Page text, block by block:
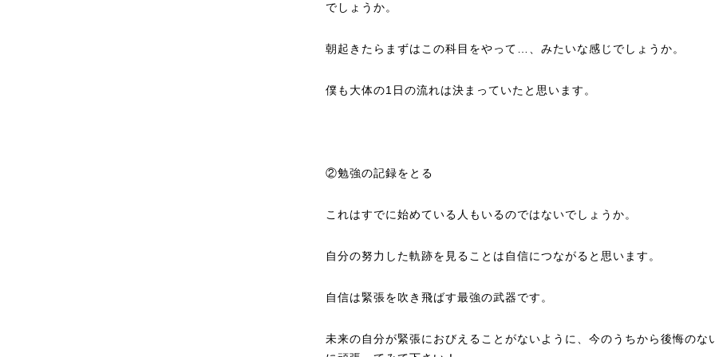
でしょうか。
朝起きたらまずはこの科目をやって…、みたいな感じでしょうか。
僕も大体の1日の流れは決まっていたと思います。
②勉強の記録をとる
これはすでに始めている人もいるのではないでしょうか。
自分の努力した軌跡を見ることは自信につながると思います。
自信は緊張を吹き飛ばす最強の武器です。
未来の自分が緊張におびえることがないように、今のうちから後悔のな